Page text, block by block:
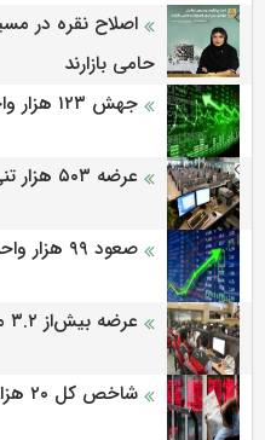
اصلاح نقره در
حامی بازارند
جهش ۱۲۳ هزار واحدی شاخص بورس
عرضه ۵۰۳ هزار تنی محصولات در بورس کالا
صعود ۹۹ هزار واحدی شاخص بورس
عرضه بیش‌از ۳.۲ میلیون تن محصول در بورس کالا
شاخص کل ۲۰ هزار واحد افت کرد